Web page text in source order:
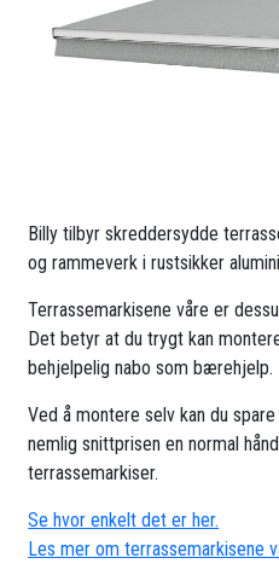
Billy tilbyr skreddersydde
og rammeverk i rustsikker
Terrassemarkisene våre er
Det betyr at du trygt kan
behjelpelig nabo som bærehjelp.
Ved å montere selv kan du
nemlig snittprisen en normal
terrassemarkiser.
Se hvor enkelt det er her.
Les mer om terrassemarkisene